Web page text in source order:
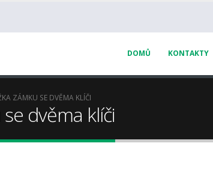
DOMŮ KONTAKTY
ZÁMKU SE DVĚMA KLÍČI
dvěma klíči